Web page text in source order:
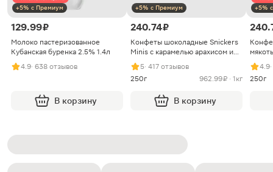
+5% с Премиум
129.99 ₽
Молоко пастеризованное
Кубанская буренка 2.5% 1.4л
4.9· 638 отзывов
В корзину
+5% с Премиум
240.74 ₽
Конфеты шоколадные Snickers
Minis с карамелью арахисом и
нугой
5· 417 отзывов
250г
962.99 ₽ · 1кг
В корзину
+5%
4.9
250г